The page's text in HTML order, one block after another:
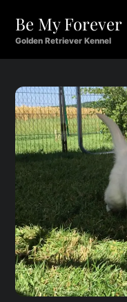
content
Be My Forever
Golden Retriever Kennel